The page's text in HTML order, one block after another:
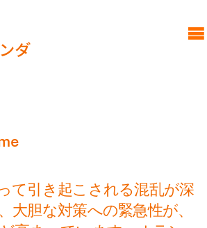
て引き起こされる混乱が深
大胆な対策への緊急性が、
のストーリー:コモ
ド
ー
開け